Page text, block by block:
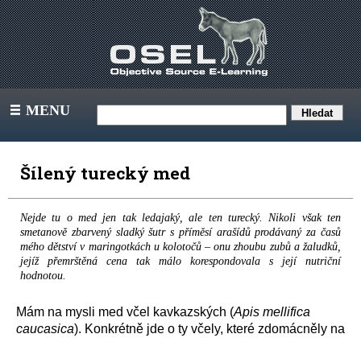
III MENU
Šílený turecký med
Nejde tu o med jen tak ledajaký, ale ten turecký. Nikoli však ten
smetanově zbarvený sladký šutr s příměsí arašídů prodávaný za časů
mého dětství v maringotkách u kolotočů – onu zhoubu zubů a žaludků,
jejíž přemrštěná cena tak málo korespondovala s její nutriční
hodnotou.
Mám na mysli med včel kavkazských (Apis mellifica
caucasica). Konkrétně jde o ty včely, které zdomácněly na